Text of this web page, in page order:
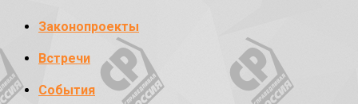
Законопроекты
Встречи
События